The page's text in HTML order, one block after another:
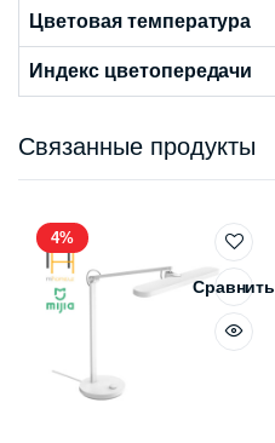
Цветовая температура
Индекс цветопередачи
Связанные продукты
4%
Сравнить